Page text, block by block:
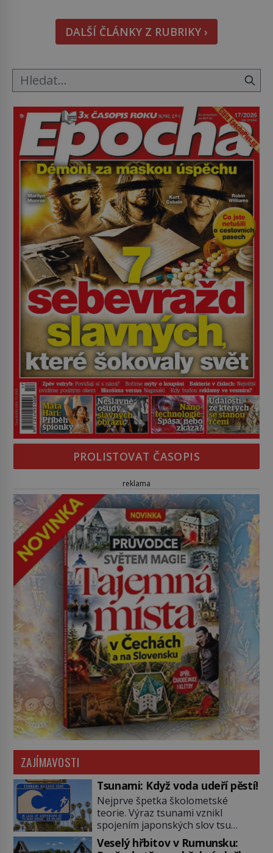
Jako sourozenci, kteří si nemohou přijít na jméno.
Neustále se předhání v plánování sabotáží, […]
DALŠÍ ČLÁNKY Z RUBRIKY ›
PROLISTOVAT ČASOPIS
reklama
ZAJÍMAVOSTI
Tsunami: Když voda udeří pěstí!
Nejprve špetka školometské
teorie. Výraz tsunami vznikl
spojením japonských slov tsu
(přístav) a nami (vlna). Jedná se o
dlouhou vlnu, která je na volném
Veselý hřbitov v Rumunsku: